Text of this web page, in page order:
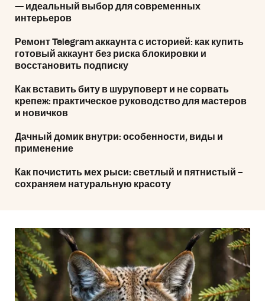
— идеальный выбор для современных
интерьеров
Ремонт Telegram аккаунта с историей: как купить
готовый аккаунт без риска блокировки и
восстановить подписку
Как вставить биту в шуруповерт и не сорвать
крепеж: практическое руководство для мастеров
и новичков
Дачный домик внутри: особенности, виды и
применение
Как почистить мех рыси: светлый и пятнистый –
сохраняем натуральную красоту